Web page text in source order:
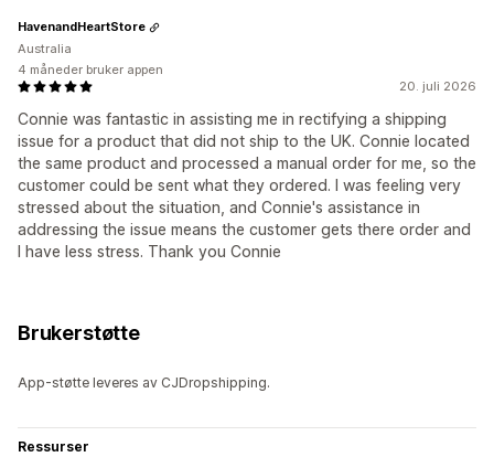
20. juli 2026
Connie was fantastic in assisting me in rectifying a shipping
issue for a product that did not ship to the UK. Connie located
the same product and processed a manual order for me, so the
customer could be sent what they ordered. I was feeling very
stressed about the situation, and Connie's assistance in
addressing the issue means the customer gets there order and
I have less stress. Thank you Connie
HavenandHeartStore
Australia
4 måneder bruker appen
Brukerstøtte
App-støtte leveres av CJDropshipping.
Ressurser